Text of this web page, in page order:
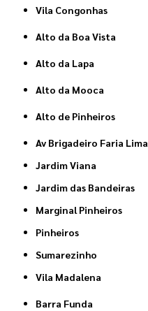
Vila Congonhas
Alto da Boa Vista
Alto da Lapa
Alto da Mooca
Alto de Pinheiros
Av Brigadeiro Faria Lima
Jardim Viana
Jardim das Bandeiras
Marginal Pinheiros
Pinheiros
Sumarezinho
Vila Madalena
Barra Funda